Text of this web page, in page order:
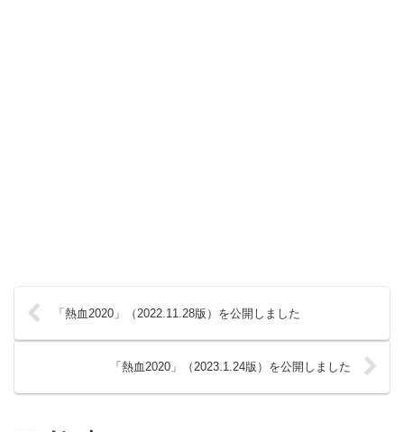
「熱血2020」（2022.11.28版）を公開しました
「熱血2020」（2023.1.24版）を公開しました